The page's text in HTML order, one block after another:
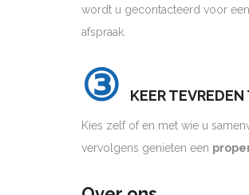
wordt u gecontacteerd voor
afspraak.
③ KEER TEVREDEN
Kies zelf of en met wie u
vervolgens genieten een